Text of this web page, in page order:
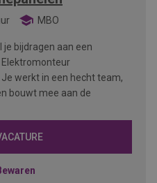
MBO
je bijdragen aan een
werkt in een hecht team,
bouwt mee aan de